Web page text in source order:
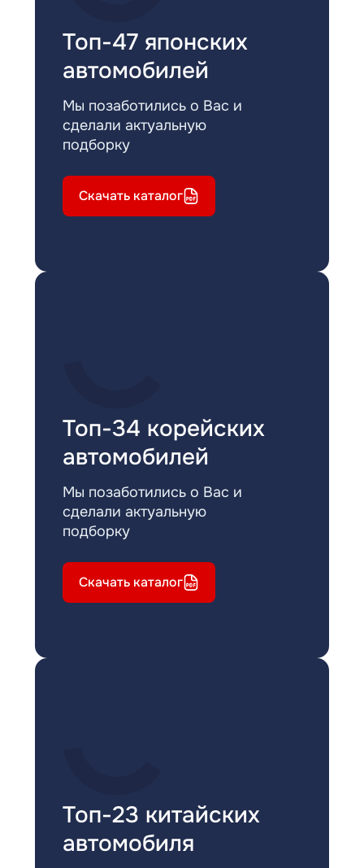
Топ-47 японских
автомобилей
Мы позаботились о Вас и
сделали актуальную
подборку
Скачать каталог
Топ-34 корейских
автомобилей
Мы позаботились о Вас и
сделали актуальную
подборку
Скачать каталог
Топ-23 китайских
автомобиля